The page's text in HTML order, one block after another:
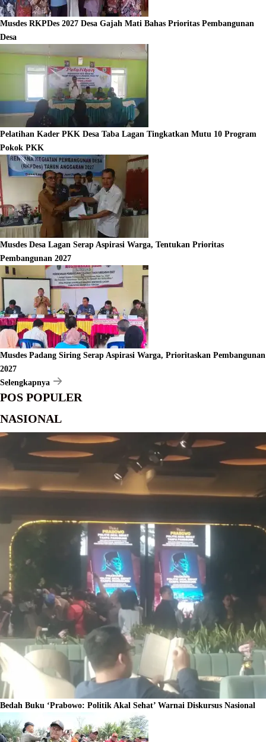
Musdes RKPDes 2027 Desa Gajah Mati Bahas Prioritas Pembangunan
Desa
Pelatihan Kader PKK Desa Taba Lagan Tingkatkan Mutu 10 Program
Pokok PKK
Musdes Desa Lagan Serap Aspirasi Warga, Tentukan Prioritas
Pembangunan 2027
Musdes Padang Siring Serap Aspirasi Warga, Prioritaskan Pembangunan
2027
Selengkapnya
POS POPULER
NASIONAL
Bedah Buku ‘Prabowo: Politik Akal Sehat’ Warnai Diskursus Nasional